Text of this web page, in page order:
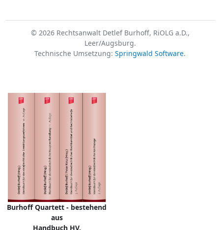
© 2026 Rechtsanwalt Detlef Burhoff, RiOLG a.D.,
Leer/Augsburg.
Technische Umsetzung: Springwald Software.
Burhoff Quartett - bestehend
aus
Handbuch HV,